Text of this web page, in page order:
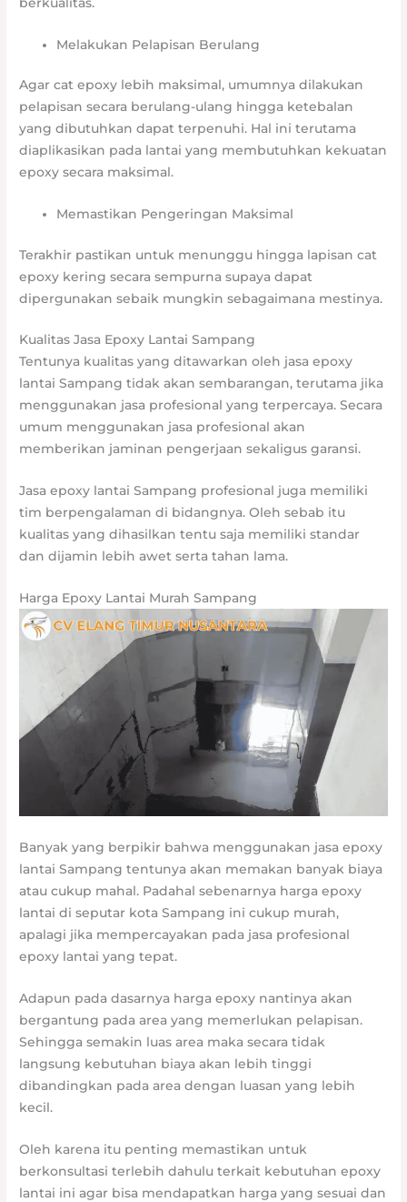
Melakukan Pelapisan Berulang
Agar cat epoxy lebih maksimal, umumnya dilakukan
pelapisan secara berulang-ulang hingga ketebalan
yang dibutuhkan dapat terpenuhi. Hal ini terutama
diaplikasikan pada lantai yang membutuhkan kekuatan
epoxy secara maksimal.
Memastikan Pengeringan Maksimal
Terakhir pastikan untuk menunggu hingga lapisan cat
epoxy kering secara sempurna supaya dapat
dipergunakan sebaik mungkin sebagaimana mestinya.
Kualitas Jasa Epoxy Lantai Sampang
Tentunya kualitas yang ditawarkan oleh jasa epoxy
lantai Sampang tidak akan sembarangan, terutama jika
menggunakan jasa profesional yang terpercaya. Secara
umum menggunakan jasa profesional akan
memberikan jaminan pengerjaan sekaligus garansi.
Jasa epoxy lantai Sampang profesional juga memiliki
tim berpengalaman di bidangnya. Oleh sebab itu
kualitas yang dihasilkan tentu saja memiliki standar
dan dijamin lebih awet serta tahan lama.
Harga Epoxy Lantai Murah Sampang
Banyak yang berpikir bahwa menggunakan jasa epoxy
lantai Sampang tentunya akan memakan banyak biaya
atau cukup mahal. Padahal sebenarnya harga epoxy
lantai di seputar kota Sampang ini cukup murah,
apalagi jika mempercayakan pada jasa profesional
epoxy lantai yang tepat.
Adapun pada dasarnya harga epoxy nantinya akan
bergantung pada area yang memerlukan pelapisan.
Sehingga semakin luas area maka secara tidak
langsung kebutuhan biaya akan lebih tinggi
dibandingkan pada area dengan luasan yang lebih
kecil.
Oleh karena itu penting memastikan untuk
berkonsultasi terlebih dahulu terkait kebutuhan epoxy
lantai ini agar bisa mendapatkan harga yang sesuai dan